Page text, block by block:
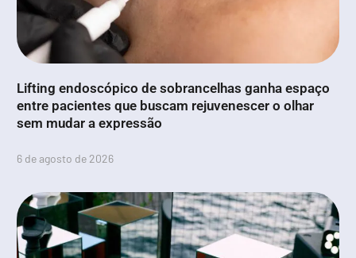
Lifting endoscópico de sobrancelhas ganha espaço
entre pacientes que buscam rejuvenescer o olhar
sem mudar a expressão
6 de agosto de 2026